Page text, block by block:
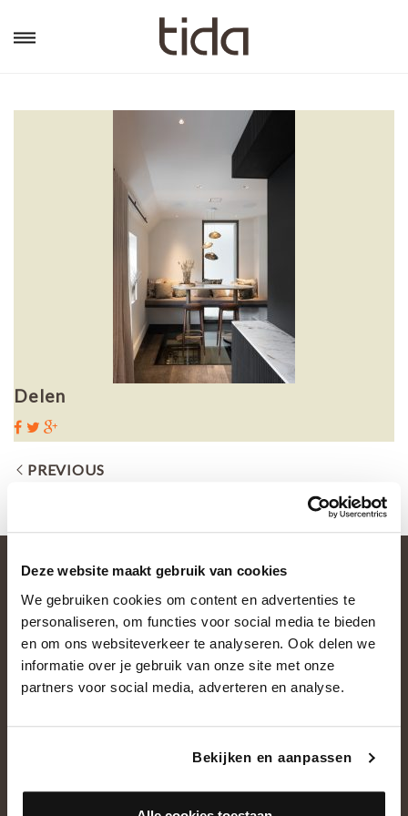
Deze website maakt gebruik van cookies
We gebruiken cookies om content en advertenties te
personaliseren, om functies voor social media te bieden
en om ons websiteverkeer te analyseren. Ook delen we
informatie over je gebruik van onze site met onze
partners voor social media, adverteren en analyse.
Bekijken en aanpassen
Delen
PREVIOUS